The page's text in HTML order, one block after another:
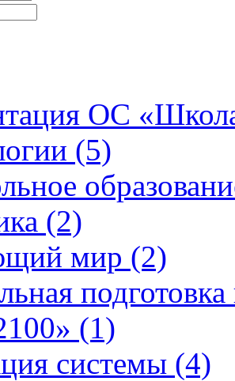
ОС
(5)
(2)
мир (2)
(1)
системы (4)